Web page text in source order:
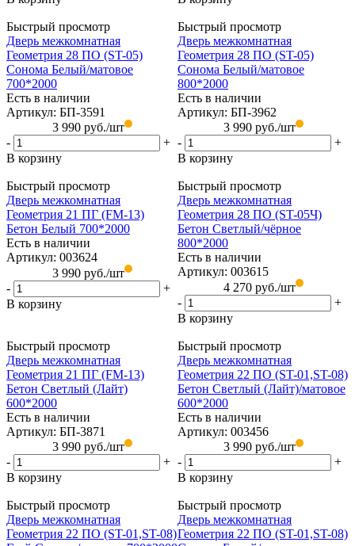
Быстрый просмотр
Дверь межкомнатная
Геометрия 28 ПО (ST-05)
Сонома Белый/матовое
700*2000
Есть в наличии
Артикул: БП-3591
3 990руб./шт
-
+
В корзину
Быстрый просмотр
Дверь межкомнатная
Геометрия 28 ПО (ST-05)
Сонома Белый/матовое
800*2000
Есть в наличии
Артикул: БП-3962
3 990руб./шт
-
+
В корзину
Быстрый просмотр
Дверь межкомнатная
Геометрия 21 ПГ (FM-13)
Бетон Белый 700*2000
Есть в наличии
Артикул: 003624
3 990руб./шт
-
+
В корзину
Быстрый просмотр
Дверь межкомнатная
Геометрия 28 ПО (ST-05Ч)
Бетон Светлый/чёрное
800*2000
Есть в наличии
Артикул: 003615
4 270руб./шт
-
+
В корзину
Быстрый просмотр
Дверь межкомнатная
Геометрия 21 ПГ (FM-13)
Бетон Светлый (Лайт)
600*2000
Есть в наличии
Артикул: БП-3871
3 990руб./шт
-
+
В корзину
Быстрый просмотр
Дверь межкомнатная
Геометрия 22 ПО (ST-01,ST-08)
Бетон Светлый (Лайт)/матовое
600*2000
Есть в наличии
Артикул: 003456
3 990руб./шт
-
+
В корзину
Быстрый просмотр
Дверь межкомнатная
Геометрия 22 ПО (ST-01,ST-08)
Быстрый просмотр
Дверь межкомнатная
Геометрия 22 ПО (ST-01,ST-08)